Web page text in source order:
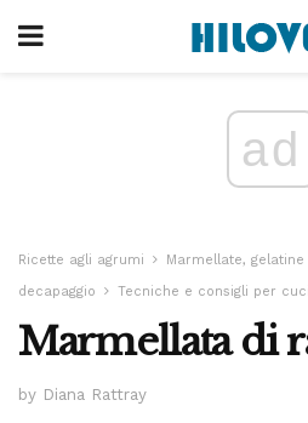
ad
Ricette agli agrumi Marmellate,
decapaggio
Tecniche e consigli per
Marmellata di
by Diana Rattray